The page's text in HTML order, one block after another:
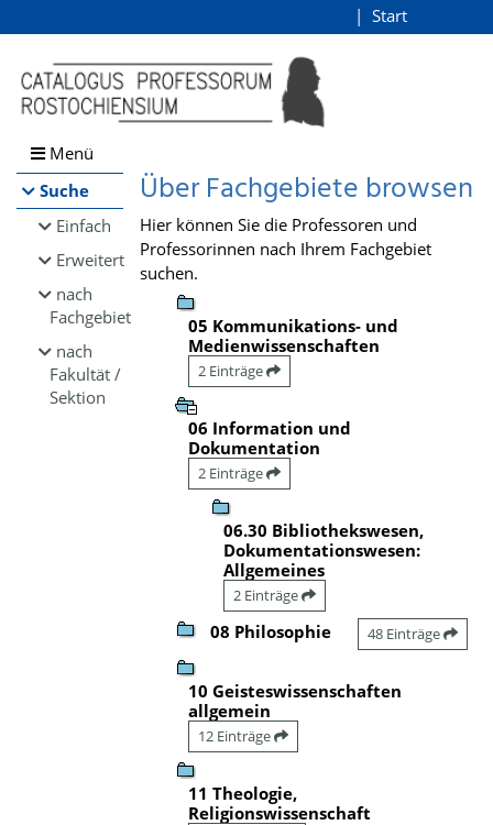
Browsen
direkt zum Inhalt
Start
Menü
Suche
Einfach
Erweitert
nach
Fachgebiet
nach
Fakultät /
Sektion
Über Fachgebiete browsen
Hier können Sie die Professoren und
Professorinnen nach Ihrem Fachgebiet
suchen.
05 Kommunikations- und
Medienwissenschaften
2 Einträge
06 Information und
Dokumentation
2 Einträge
06.30 Bibliothekswesen,
Dokumentationswesen:
Allgemeines
2 Einträge
08 Philosophie 48 Einträge
10 Geisteswissenschaften
allgemein
12 Einträge
11 Theologie,
Religionswissenschaft